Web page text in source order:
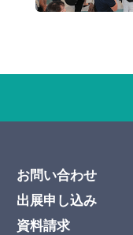
お問い合わせ
出展申し込み
資料請求